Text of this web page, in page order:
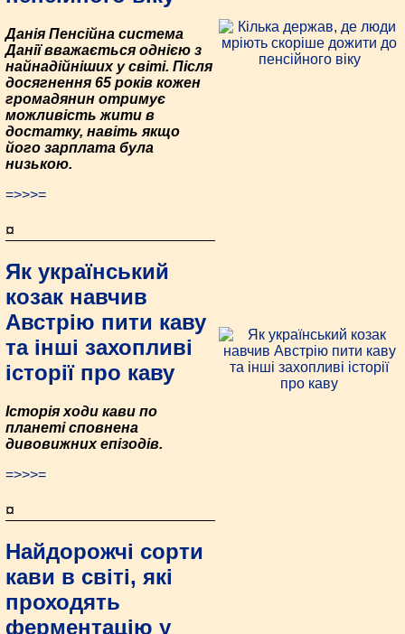
Данія Пенсійна система
Данії вважається однією з
найнадійніших у світі. Після
досягнення 65 років кожен
громадянин отримує
можливість жити в
достатку, навіть якщо
його зарплата була
низькою.
=>>>=
¤
Як український
козак навчив
Австрію пити каву
та інші захопливі
історії про каву
Історія ходи кави по
планеті сповнена
дивовижних епізодів.
=>>>=
¤
Найдорожчі сорти
кави в світі, які
проходять
ферментацію у